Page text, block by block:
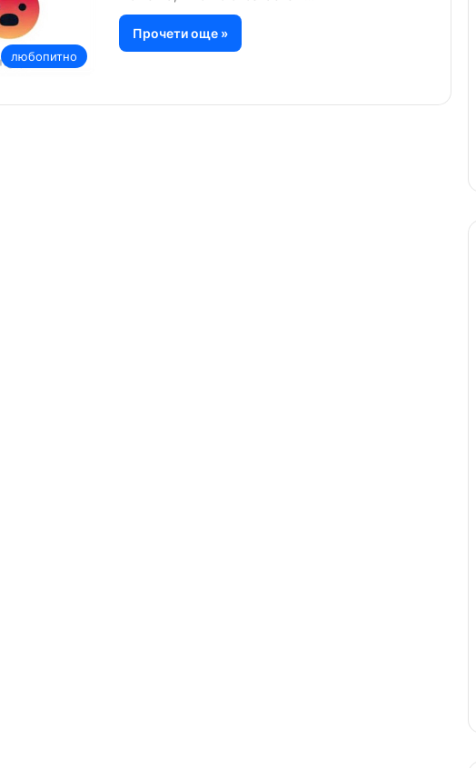
любопитно
Прочети още »